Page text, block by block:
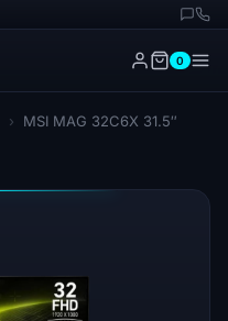
0
›
MSI MAG 32C6X 31.5″